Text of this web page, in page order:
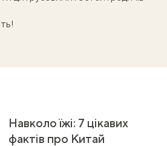
Навколо їжі: 7 цікавих
фактів про Китай